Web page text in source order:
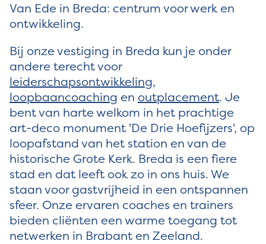
Van Ede in Breda: centrum voor werk en
ontwikkeling.
Bij onze vestiging in Breda kun je onder
andere terecht voor
leiderschapsontwikkeling,
loopbaancoaching en outplacement. Je
bent van harte welkom in het prachtige
art-deco monument 'De Drie Hoefijzers', op
loopafstand van het station en van de
historische Grote Kerk. Breda is een fiere
stad en dat leeft ook zo in ons huis. We
staan voor gastvrijheid in een ontspannen
sfeer. Onze ervaren coaches en trainers
bieden cliënten een warme toegang tot
netwerken in Brabant en Zeeland.